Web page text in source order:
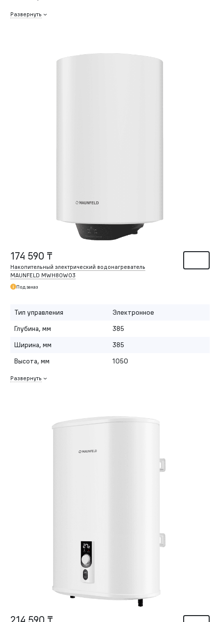
Развернуть
174 590 ₸
Накопительный электрический водонагреватель
MAUNFELD MWH80W03
Под заказ
Тип управления
Электронное
Глубина, мм
385
Ширина, мм
385
Высота, мм
1050
Развернуть